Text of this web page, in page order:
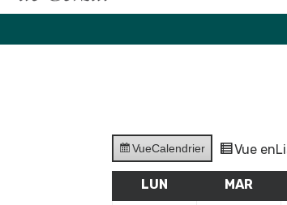
VueCalendrier Vue en
LUN MARMARDI